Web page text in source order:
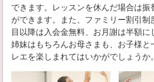
できます。レッスンを休んだ場合は振
ができます。また、ファミリー割引制
目以降は入会金無料、お月謝は半額に
姉妹はもちろんお母さまも、お子様と
レエを楽しまれてはいかがでしょうか。